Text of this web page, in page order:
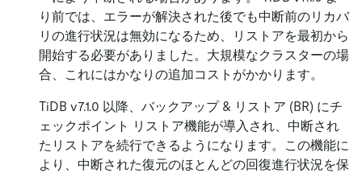
り前では、エラーが解決された後でも中断前のリカバ
リの進行状況は無効になるため、リストアを最初から
開始する必要がありました。大規模なクラスターの場
合、これにはかなりの追加コストがかかります。
TiDB v7.1.0 以降、バックアップ & リストア (BR) にチ
ェックポイント リストア機能が導入され、中断され
たリストアを続行できるようになります。この機能に
より、中断された復元のほとんどの回復進行状況を保